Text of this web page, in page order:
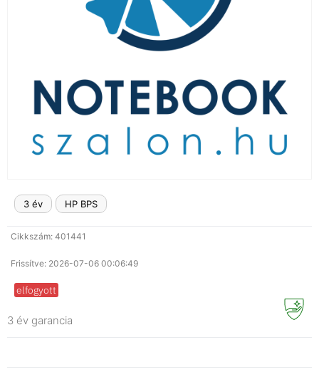
3 év HP BPS
Cikkszám: 401441
Frissítve: 2026-07-06 00:06:49
elfogyott
3 év garancia